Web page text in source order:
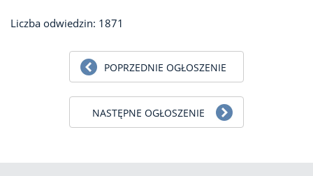
Liczba odwiedzin: 1871
POPRZEDNIE OGŁOSZENIE
NASTĘPNE OGŁOSZENIE